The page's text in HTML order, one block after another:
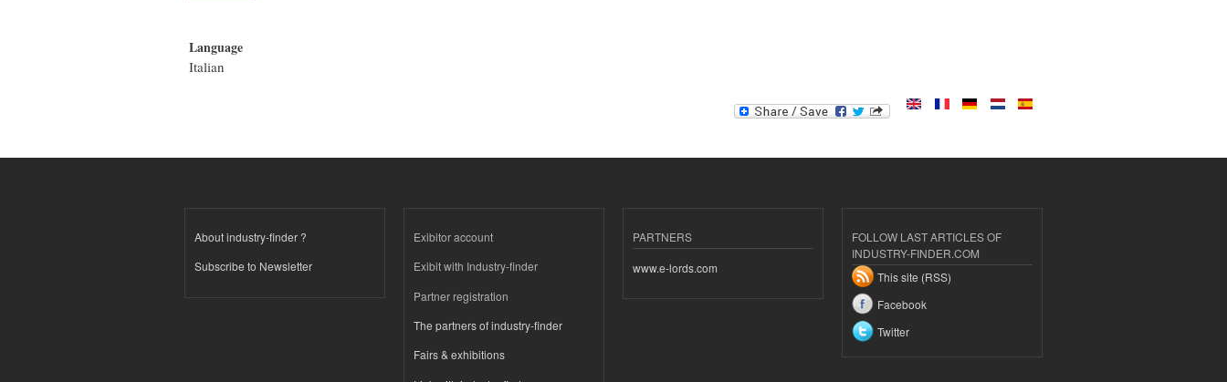
Language
Italian
About industry-finder ?
Subscribe to Newsletter
Exibitor account
Exibit with Industry-finder
Partner registration
The partners of industry-finder
Fairs & exhibitions
PARTNERS
www.e-lords.com
FOLLOW LAST ARTICLES OF
INDUSTRY-FINDER.COM
This site (RSS)
Facebook
Twitter